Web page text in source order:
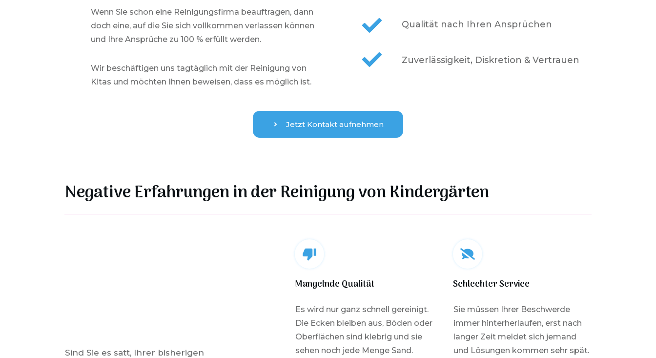
Wenn Sie schon eine Reinigungsfirma beauftragen, dann
doch eine, auf die Sie sich vollkommen verlassen können
und Ihre Ansprüche zu 100 % erfüllt werden.
Wir beschäftigen uns tagtäglich mit der Reinigung von
Kitas und möchten Ihnen beweisen, dass es möglich ist.
Qualität nach Ihren Ansprüchen
Zuverlässigkeit, Diskretion & Vertrauen
Jetzt Kontakt aufnehmen
Negative Erfahrungen in derReinigung von Kindergärten
Sind Sie es satt, Ihrer bisherigen
Mangelnde Qualität
Es wird nur ganz schnell gereinigt.
Die Ecken bleiben aus, Böden oder
Oberflächen sind klebrig und sie
sehen noch jede Menge Sand.
Schlechter Service
Sie müssen Ihrer Beschwerde
immer hinterherlaufen, erst nach
langer Zeit meldet sich jemand
und Lösungen kommen sehr spät.